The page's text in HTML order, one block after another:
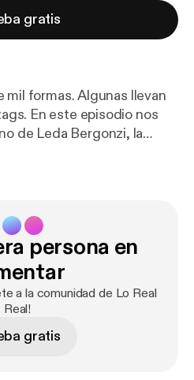
gratis
mil formas. Algunas llevan
En este episodio nos
de Leda Bergonzi, la
sanación. Vamos a una de
Créditos:Host: Cristian
Tomás Pérez
DominzainProducción
Diseño de sonido:
Gastón AbulafiaArte
Ana Laura Fortuzzi
persona en
a la comunidad de Lo Real
Real!
gratis